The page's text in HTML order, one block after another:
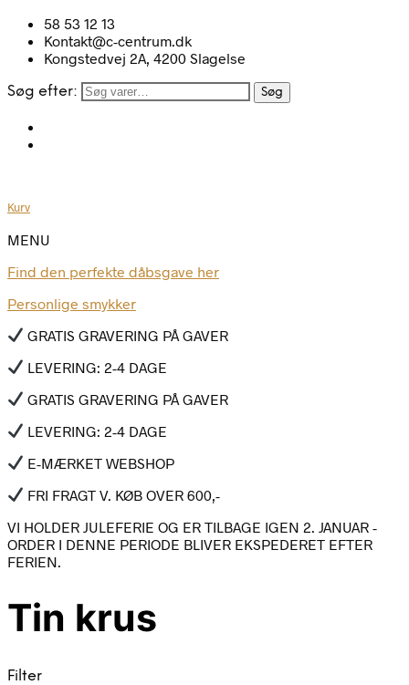
58 53 12 13
Kontakt@c-centrum.dk
Kongstedvej 2A, 4200 Slagelse
Søg efter: Søg
Kurv
MENU
Find den perfekte dåbsgave her
Personlige smykker
GRATIS GRAVERING PÅ GAVER
LEVERING: 2-4 DAGE
GRATIS GRAVERING PÅ GAVER
LEVERING: 2-4 DAGE
E-MÆRKET WEBSHOP
FRI FRAGT V. KØB OVER 600,-
VI HOLDER JULEFERIE OG ER TILBAGE IGEN 2. JANUAR -
ORDER I DENNE PERIODE BLIVER EKSPEDERET EFTER
FERIEN.
Tin krus
Filter